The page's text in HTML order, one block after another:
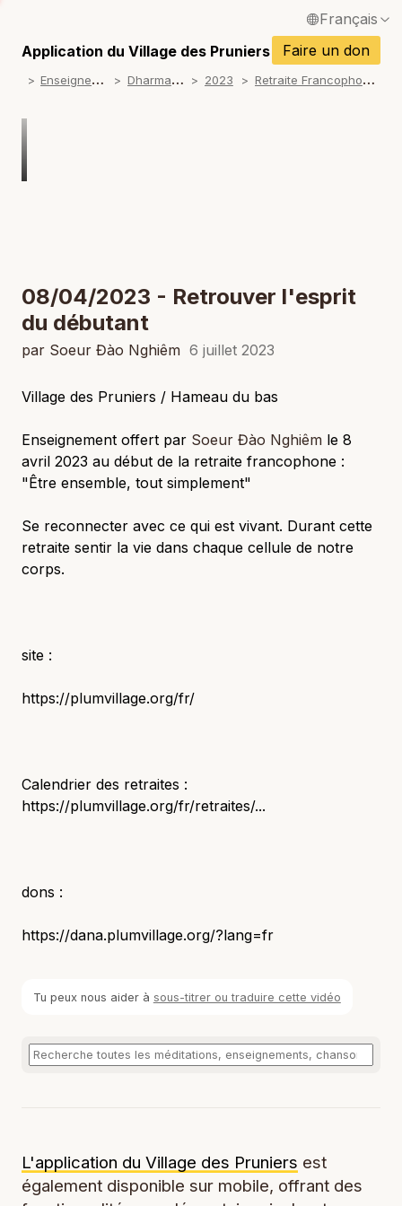
Français
English / Anglais
Español / Espagnol
Application du Village des Pruniers
Faire un don
E
nseignements D
harma talks 2023 R
etraite Francophone 2023
08/04/2023 - Retrouver l'esprit
du débutant
par Soeur Đào Nghiêm 6 juillet 2023
Village des Pruniers / Hameau du bas
Enseignement offert par Soeur Đào Nghiêm le 8
avril 2023 au début de la retraite francophone :
"Être ensemble, tout simplement"
Se reconnecter avec ce qui est vivant. Durant cette
retraite sentir la vie dans chaque cellule de notre
corps.
site :
https://plumvillage.org/fr/
Calendrier des retraites :
https://plumvillage.org/fr/retraites/...
dons :
https://dana.plumvillage.org/?lang=fr
Tu peux nous aider à sous-titrer ou traduire cette vidéo
L'application du Village des Pruniers est
également disponible sur mobile, offrant des